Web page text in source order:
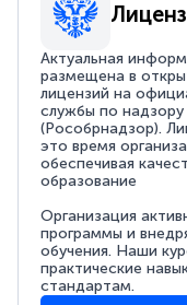
Актуальная
размещена в
лицензий на
службы по
(Рособрнадзор).
это время
обеспечивая
образование
Организация
программы и
обучения. Наши
практические
стандартам.